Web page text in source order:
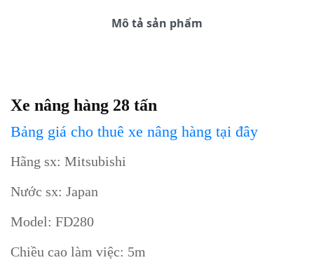
Mô tả sản phẩm
Xe nâng hàng 28 tấn
Bảng giá cho thuê xe nâng hàng tại đây
Hãng sx: Mitsubishi
Nước sx: Japan
Model: FD280
Chiều cao làm việc: 5m